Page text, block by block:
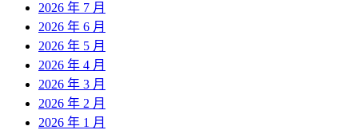
2026 年 7 月
2026 年 6 月
2026 年 5 月
2026 年 4 月
2026 年 3 月
2026 年 2 月
2026 年 1 月